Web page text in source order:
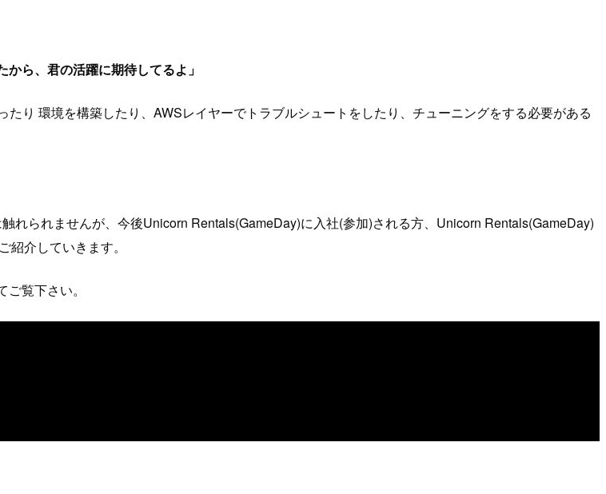
ら、君の活躍に期待してるよ」
り 環境を構築したり、AWSレイヤーでトラブルシュートをしたり、チューニングをする必要がある
れられませんが、今後Unicorn Rentals(GameDay)に入社(参加)される方、Unicorn Rentals(GameDay)
介していきます。
覧下さい。